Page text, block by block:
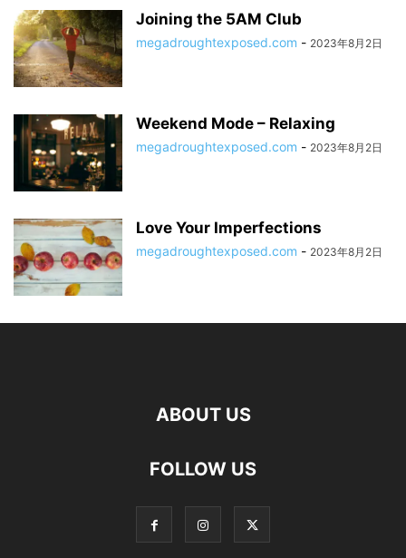
Joining the 5AM Club
megadroughtexposed.com - 2023年8月2日
Weekend Mode – Relaxing
megadroughtexposed.com - 2023年8月2日
Love Your Imperfections
megadroughtexposed.com - 2023年8月2日
ABOUT US
FOLLOW US